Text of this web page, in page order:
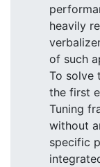
heavily
of such
To solve
the first
Tuning
without
specific